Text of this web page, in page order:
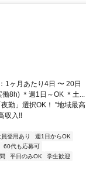
1ヶ月あたり4日 〜 20日
8h) ＊週1日～OK ＊土...
」選択OK！ ”地域最高
収入!!
員登用あり
週1日からOK
60代も応募可
平日のみOK
学生歓迎